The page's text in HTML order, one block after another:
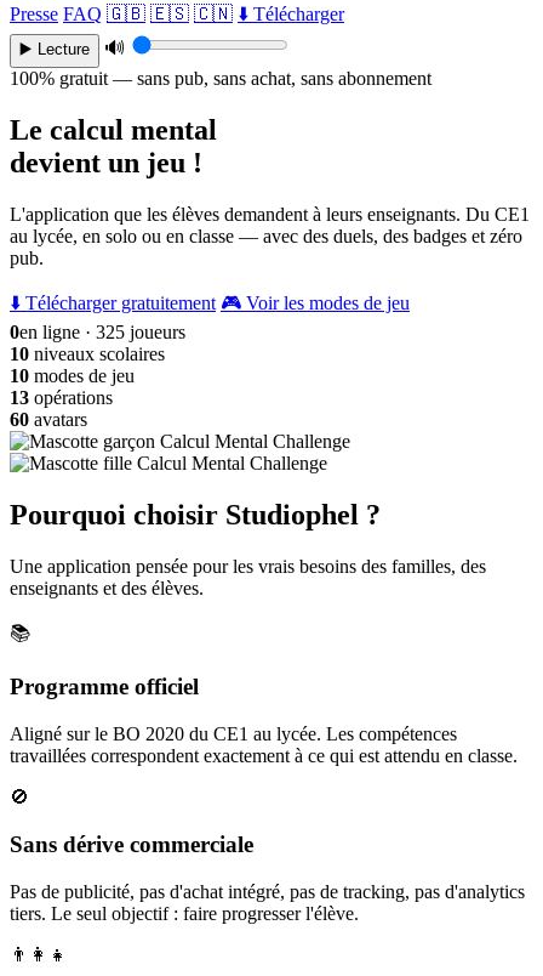
Presse FAQ 🇬🇧 🇪🇸 🇨🇳 ⬇️ Télécharger
▶️ Lecture
🔊
100% gratuit — sans pub, sans achat, sans abonnement
Le calcul mental
devient un jeu !
L'application que les élèves demandent à leurs enseignants. Du CE1
au lycée, en solo ou en classe — avec des duels, des badges et zéro
pub.
⬇️ Télécharger gratuitement 🎮 Voir les modes de jeu
0en ligne · 325 joueurs
10 niveaux scolaires
10 modes de jeu
13 opérations
60 avatars
Pourquoi choisir Studiophel ?
Une application pensée pour les vrais besoins des familles, des
enseignants et des élèves.
📚
Programme officiel
Aligné sur le BO 2020 du CE1 au lycée. Les compétences
travaillées correspondent exactement à ce qui est attendu en classe.
🚫
Sans dérive commerciale
Pas de publicité, pas d'achat intégré, pas de tracking, pas d'analytics
tiers. Le seul objectif : faire progresser l'élève.
👨‍👩‍👧